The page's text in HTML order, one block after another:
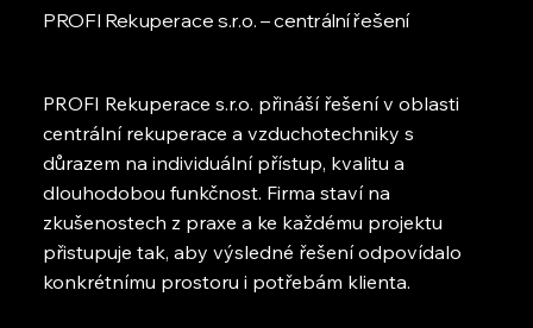
PROFI Rekuperace s.r.o. – centrální řešení
PROFI Rekuperace s.r.o. přináší řešení v oblasti
centrální rekuperace a vzduchotechniky s
důrazem na individuální přístup, kvalitu a
dlouhodobou funkčnost. Firma staví na
zkušenostech z praxe a ke každému projektu
přistupuje tak, aby výsledné řešení odpovídalo
konkrétnímu prostoru i potřebám klienta.